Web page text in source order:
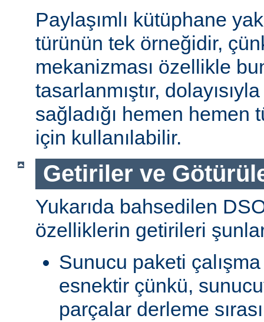
Paylaşımlı kütüphane
türünün tek örneğidir,
mekanizması özellikle
tasarlanmıştır,
sağladığı hemen hemen
için kullanılabilir.
Getiriler ve
Yukarıda bahsedilen
özelliklerin getirileri
Sunucu paketi
esnektir çünkü,
parçalar derleme